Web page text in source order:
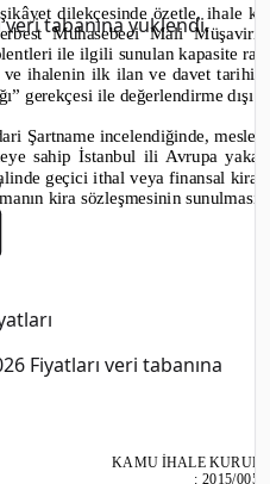
veri tabanına yüklendi.
Fiyatları veri tabanına
dilekçesinde özetle,ihale
Muhasebeci Mali
ile ilgili sunulan kapasite
ve ihalenin ilk ilan ve davet
gerekçesi ile değerlendirme dışı
Şartname incelendiğinde,
sahip İstanbul ili Avrupa
geçici ithal veya finansal
kira sözleşmesinin
KAMU İHALE
:2015/005